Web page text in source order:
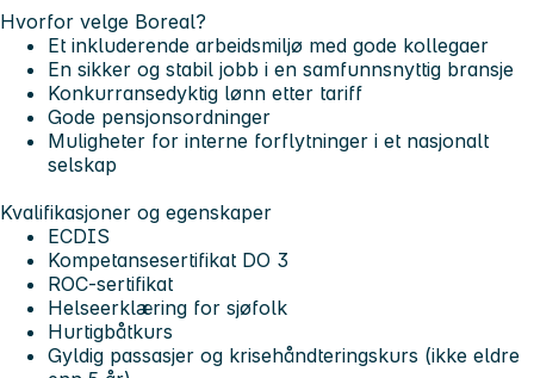
Hvorfor velge Boreal?
Et inkluderende arbeidsmiljø med gode kollegaer
En sikker og stabil jobb i en samfunnsnyttig bransje
Konkurransedyktig lønn etter tariff
Gode pensjonsordninger
Muligheter for interne forflytninger i et nasjonalt
selskap
Kvalifikasjoner og egenskaper
ECDIS
Kompetansesertifikat DO 3
ROC-sertifikat
Helseerklæring for sjøfolk
Hurtigbåtkurs
Gyldig passasjer og krisehåndteringskurs (ikke eldre